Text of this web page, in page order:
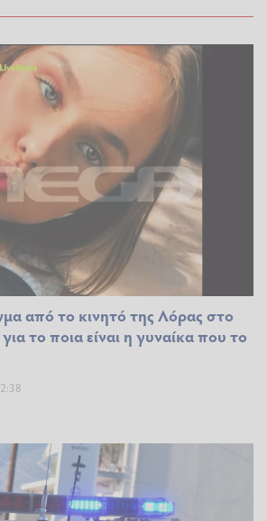
από το κινητό της Λόρας στο
το ποια είναι η γυναίκα που το